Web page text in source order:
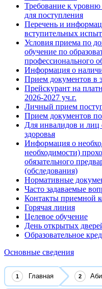
Требование к уровню
для поступления
Перечень и
вступительных
Условия приема по
обучение по
профессионального
Информация о
Прием документов в
Прейскурант на
2026-2027 уч.г.
Личный прием
Прием документов
Для инвалидов и
здоровья
Информация о
необходимости)
обязательного
(обследования)
Нормативные
Часто задаваемые
Контакты приемной
Горячая линия
Целевое обучение
День открытых
Образовательное
Основные сведения
Главная